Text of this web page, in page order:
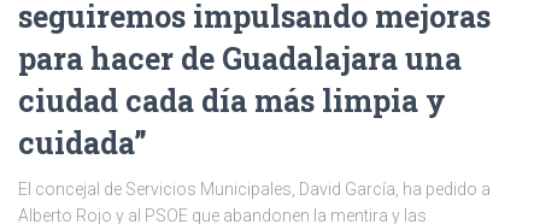
seguiremos impulsando mejoras
para hacer de Guadalajara una
ciudad cada día más limpia y
cuidada”
El concejal de Servicios Municipales, David García, ha pedido a
Alberto Rojo y al PSOE que abandonen la mentira y las